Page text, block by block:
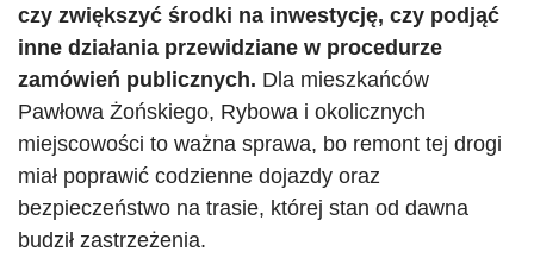
czy zwiększyć środki na inwestycję, czy podjąć
inne działania przewidziane w procedurze
zamówień publicznych. Dla mieszkańców
Pawłowa Żońskiego, Rybowa i okolicznych
miejscowości to ważna sprawa, bo remont tej drogi
miał poprawić codzienne dojazdy oraz
bezpieczeństwo na trasie, której stan od dawna
budził zastrzeżenia.